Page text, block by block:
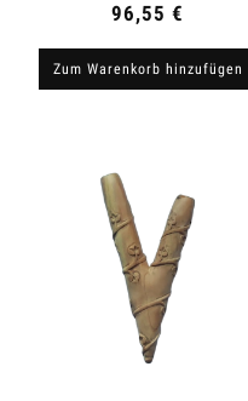
96,55 €
Zum Warenkorb hinzufügen